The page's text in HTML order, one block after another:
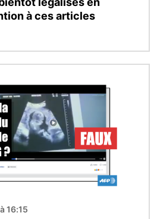
à ces articles
16:15